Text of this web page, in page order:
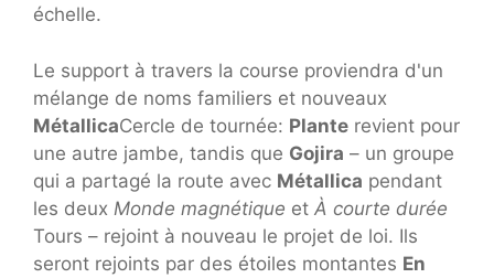
échelle.
Le support à travers la course proviendra d'un
mélange de noms familiers et nouveaux
MétallicaCercle de tournée: Plante revient pour
une autre jambe, tandis que Gojira – un groupe
qui a partagé la route avec Métallica pendant
les deux Monde magnétique et À courte durée
Tours – rejoint à nouveau le projet de loi. Ils
seront rejoints par des étoiles montantes En